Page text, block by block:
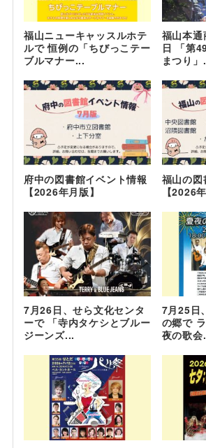
福山ニューキャッスルホテ
ルで 恒例の「ちびっこテー
ブルマナー...
福山本
日 「第
まつり」
府中の図書館イベント情報
【2026年月版】
福山の図
【2026
7月26日、せら文化センタ
ーで 「寺内タケシとブルー
ジーンズ...
7月25日
の郷で
夜の歌会